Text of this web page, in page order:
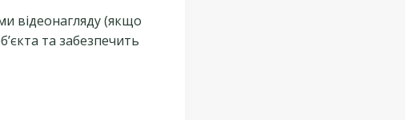
відеонагляду (якщо
та забезпечить